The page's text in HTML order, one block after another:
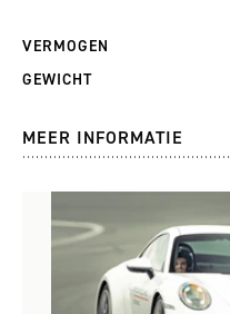
VERMOGEN
GEWICHT
MEER INFORMATIE